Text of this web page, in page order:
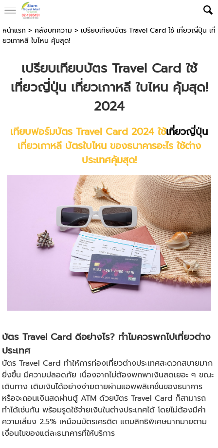
หน้าแรก > คลังบทความ > เปรียบเทียบบัตร Travel Card ใช้ เที่ยวญี่ปุ่น เที่
ยวเกาหลี ใบไหน คุ้มสุด!
เปรียบเทียบบัตร Travel Card ใช้
เที่ยวญี่ปุ่นเที่ยวเกาหลี ใบไหน คุ้มสุด!
2024
เทียบฟอร์มบัตร Travel Card 2024 ใช้เที่ยวญี่ปุ่น
เที่ยวเกาหลี บัตรใบไหน ของธนาคารอะไร ใช้ต่าง
ประเทศคุ้มสุด!
บัตร Travel Card ดีอย่างไร? ทำไมควรพกไปเที่ยวต่าง
ประเทศ
บัตร Travel Card ทำให้การท่องเที่ยวต่างประเทศสะดวกสบายมาก
ยิ่งขึ้น มีความปลอดภัย เนื่องจากไม่ต้องพกพาเงินสดเยอะ ๆ ขณะ
เดินทาง เติมเงินได้อย่างง่ายดายผ่านแอพพลิเคชั่นของธนาคาร
หรือจะถอนเงินสดผ่านตู้ ATM ด้วยบัตร Travel Card ก็สามารถ
ทำได้เช่นกัน พร้อมรูดใช้จ่ายเงินในต่างประเทศได้ โดยไม่ต้องมีค่า
ความเสี่ยง 2.5% เหมือนบัตรเครดิต แถมสิทธิพิเศษมากมายตาม
เงื่อนไขของแต่ละธนาคารที่ให้บริการ